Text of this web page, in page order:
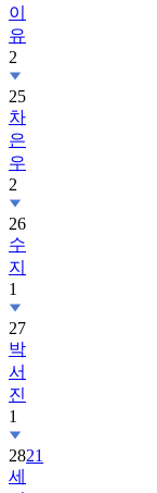
이
유
2
25
차
은
우
2
26
수
지
1
27
박
서
진
1
2821
세